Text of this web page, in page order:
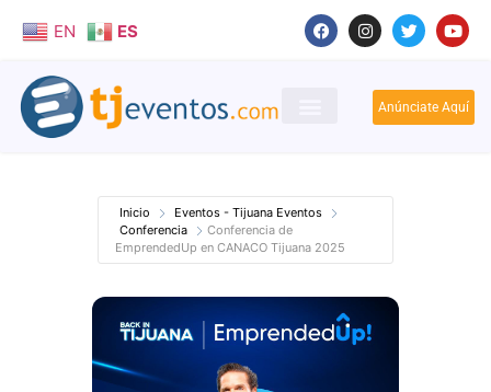
EN ES
Anúnciate Aquí
Inicio
Eventos - Tijuana Eventos
Conferencia
Conferencia de
EmprendedUp en CANACO Tijuana 2025